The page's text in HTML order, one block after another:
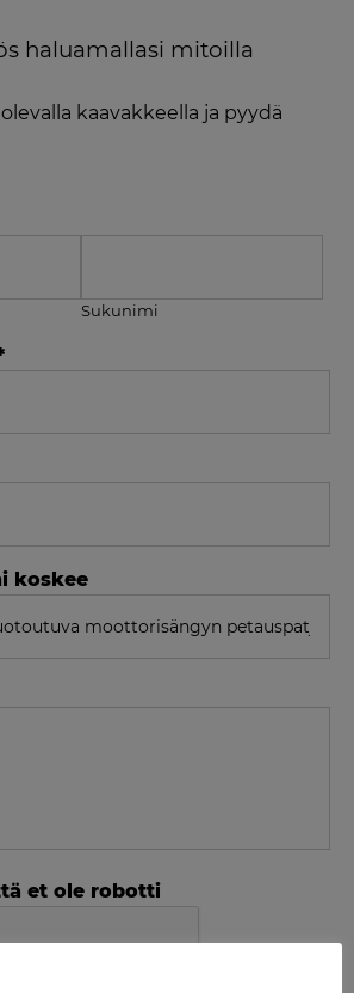
haluamallasi mitoilla
kaavakkeella ja pyydä
Sukunimi
koskee
et ole robotti